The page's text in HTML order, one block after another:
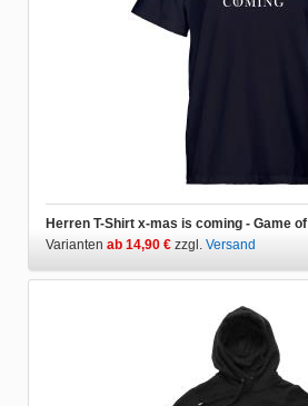
Herren T-Shirt x-mas is coming - Game
Varianten ab 14,90 € zzgl. Versand